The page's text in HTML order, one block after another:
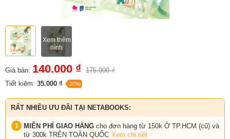
Xem thêm
hình
Giá bán: 140.000 ₫ 175.000 ₫
Tiết kiệm: 35.000 ₫ -20%
RẤT NHIỀU ƯU ĐÃI TẠI NETABOOKS:
MIỄN PHÍ GIAO HÀNG cho đơn hàng từ 150k Ở TP.HCM (cũ) và
từ 300k TRÊN TOÀN QUỐC Xem chi tiết